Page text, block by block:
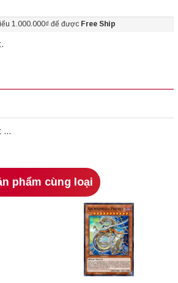
1.000.000₫ để được Free Ship
...
phẩm cùng loại